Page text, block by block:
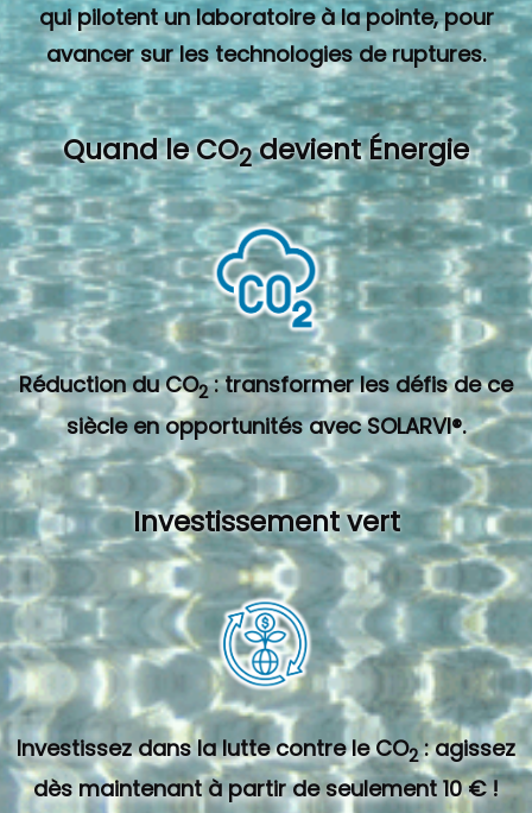
qui pilotent un laboratoire à la pointe, pour
avancer sur les technologies de ruptures.
Quand le CO2devient Énergie
Réduction du CO2 : transformer les défis de ce
siècle en opportunités avec SOLARVI®.
Investissement vert
Investissez dans la lutte contre le CO2 : agissez
dès maintenant à partir de seulement 10 € !